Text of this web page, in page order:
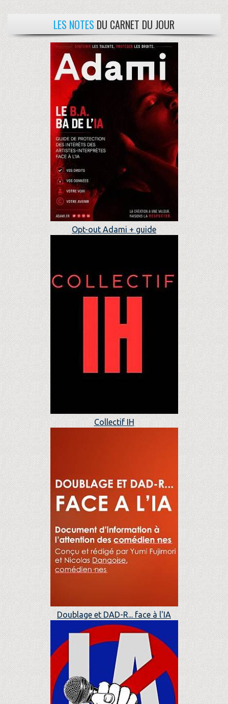
LES NOTES DU CARNET DU JOUR
Opt-out Adami + guide
Collectif IH
Doublage et DAD-R... face à l'IA